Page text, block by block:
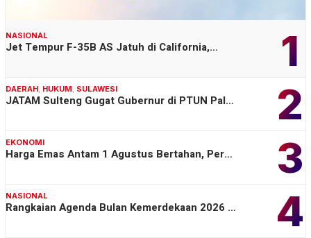
1
NASIONAL
Jet Tempur F-35B AS Jatuh di California,…
2
DAERAH, HUKUM, SULAWESI
JATAM Sulteng Gugat Gubernur di PTUN Pal…
3
EKONOMI
Harga Emas Antam 1 Agustus Bertahan, Per…
4
NASIONAL
Rangkaian Agenda Bulan Kemerdekaan 2026 …